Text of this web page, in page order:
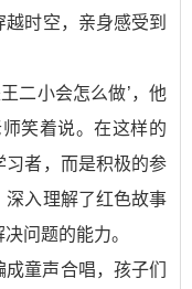
时空，亲身感受到
二小会怎么做’，他
笑着说。在这样的
习者，而是积极的参
深入理解了红色故事
问题的能力。
童声合唱，孩子们